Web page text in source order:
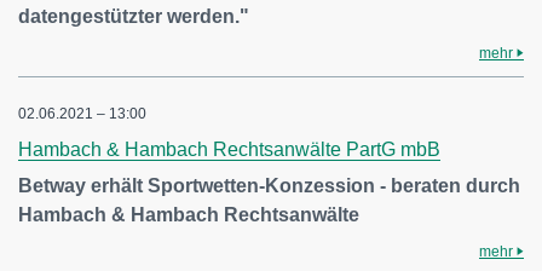
datengestützter werden."
mehr
02.06.2021 – 13:00
Hambach & Hambach Rechtsanwälte PartG mbB
Betway erhält Sportwetten-Konzession - beraten durch
Hambach & Hambach Rechtsanwälte
mehr